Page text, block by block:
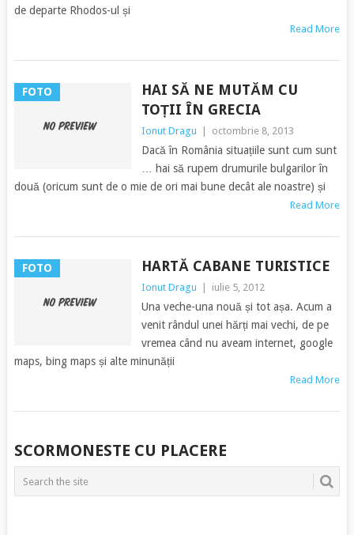
de departe Rhodos-ul și
Read More
FOTO
HAI SĂ NE MUTĂM CU
TOȚII ÎN GRECIA
Ionut Dragu octombrie 8, 2013
Dacă în România situațiile sunt cum sunt
… hai să rupem drumurile bulgarilor în
două (oricum sunt de o mie de ori mai bune decât ale noastre) și
Read More
FOTO HARTĂ CABANE TURISTICE
Ionut Dragu iulie 5, 2012
Una veche-una nouă și tot așa. Acum a
venit rândul unei hărți mai vechi, de pe
vremea când nu aveam internet, google
maps, bing maps și alte minunății
Read More
POSTS
NAVIGATION
SCORMONESTE CU PLACERE